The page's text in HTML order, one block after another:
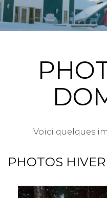
Voici quelques
PHOTOS